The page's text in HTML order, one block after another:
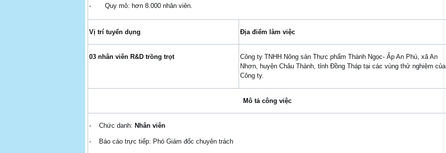
- Quy mô: hơn 8.000 nhân viên.
Vị trí tuyển dụng Địa điểm làm việc
03 nhân viên R&D trồng trọt
Công ty TNHH Nông sản Thực phẩm Thành Ngọc- Ấp An Phú, xã An
Nhơn, huyện Châu Thành, tỉnh Đồng Tháp tại các vùng thử nghiệm của
Công ty.
Mô tả công việc
- Chức danh: Nhân viên
- Báo cáo trực tiếp: Phó Giám đốc chuyên trách